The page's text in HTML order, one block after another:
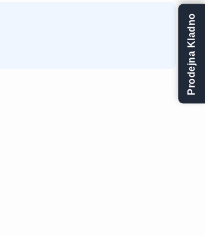
Prodejna Kladno